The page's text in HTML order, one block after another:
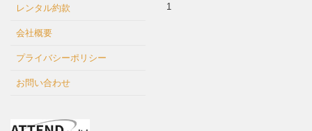
レンタル約款
会社概要
プライバシーポリシー
お問い合わせ
1